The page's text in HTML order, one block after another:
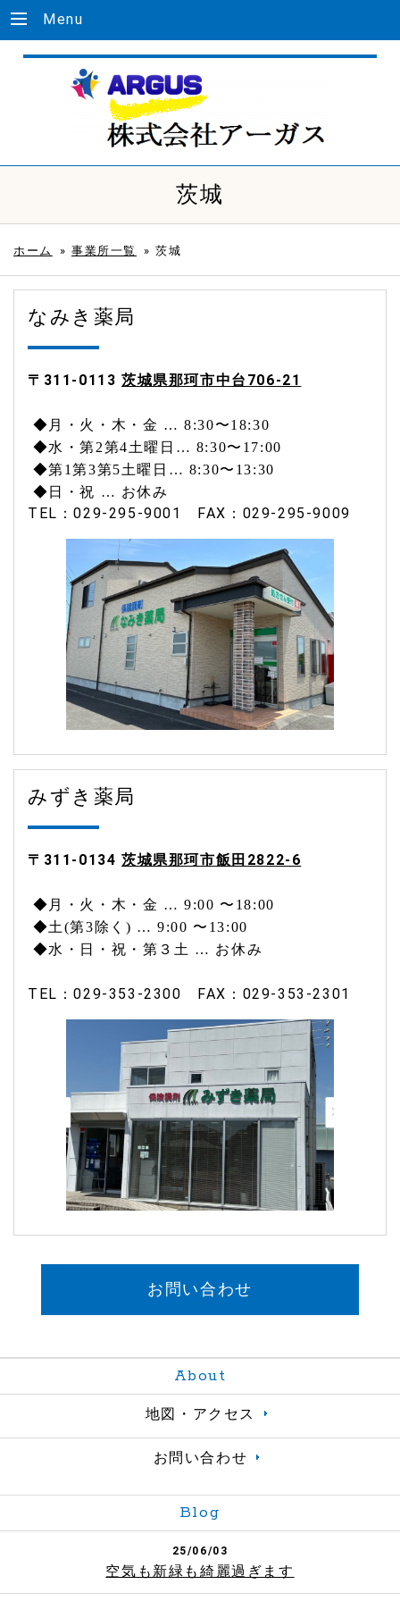
Menu
茨城
ホーム » 事業所一覧 » 茨城
なみき薬局
〒311-0113 茨城県那珂市中台706-21
◆ 月・火・木・金 … 8:30〜18:30
◆水・第2第4土曜日… 8:30〜17:00
◆第1第3第5土曜日… 8:30〜13:30
◆ 日・祝 … お休み
TEL：029-295-9001 FAX：029-295-9009
みずき薬局
〒311-0134 茨城県那珂市飯田2822-6
◆ 月・火・木・金 … 9:00 〜18:00
◆土(第3除く) … 9:00 〜13:00
◆水・日・祝・第３土 … お休み
TEL：029-353-2300 FAX： 029-353-2301
お問い合わせ
About
地図・アクセス
お問い合わせ
Blog
25/06/03
空気も新緑も綺麗過ぎます